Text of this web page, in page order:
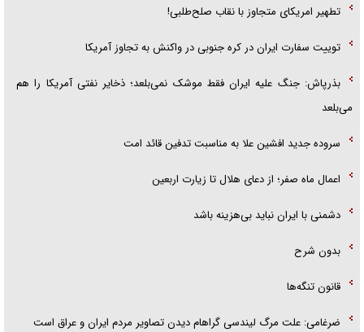
تطهیر امریکای متجاوز با نقاب صلح‌طلبی!
توییت سفارت ایران در کره جنوبی در واکنش به تجاوز آمریکا
بذرپاش: ‏جنگ علیه ایران فقط موشک نمی‌بلعد؛ ذخایر نفتی آمریکا را هم
می‌بلعد
سروده جدید افشین علا به مناسبت تدفین قائد امت
اعمال ماه صفر؛ از دعای هلال تا زیارت اربعین
دشمنی با ایران نباید بی‌هزینه باشد
بدون شرح
قانون تنگه‌ها
ضرغامی: علت مرگ لیندسی گراهام دیدن تصاویر مردم ایران و عراق است